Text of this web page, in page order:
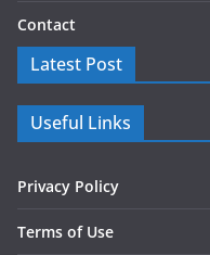
Contact
Latest Post
Useful Links
Privacy Policy
Terms of Use